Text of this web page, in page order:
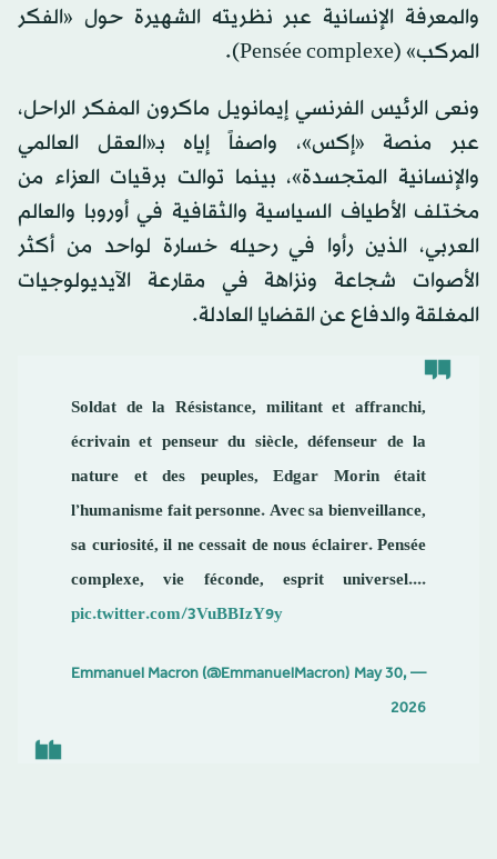
والمعرفة الإنسانية عبر نظريته الشهيرة حول «الفكر
المركب» (Pensée complexe).
ونعى الرئيس الفرنسي إيمانويل ماكرون المفكر الراحل،
عبر منصة «إكس»، واصفاً إياه بـ«العقل العالمي
والإنسانية المتجسدة»، بينما توالت برقيات العزاء من
مختلف الأطياف السياسية والثقافية في أوروبا والعالم
العربي، الذين رأوا في رحيله خسارة لواحد من أكثر
الأصوات شجاعة ونزاهة في مقارعة الآيديولوجيات
المغلقة والدفاع عن القضايا العادلة.
Soldat de la Résistance, militant et affranchi,
écrivain et penseur du siècle, défenseur de la
nature et des peuples, Edgar Morin était
l’humanisme fait personne. Avec sa bienveillance,
sa curiosité, il ne cessait de nous éclairer. Pensée
complexe, vie féconde, esprit universel....
pic.twitter.com/3VuBBIzY9y
— Emmanuel Macron (@EmmanuelMacron)
May 30,
2026